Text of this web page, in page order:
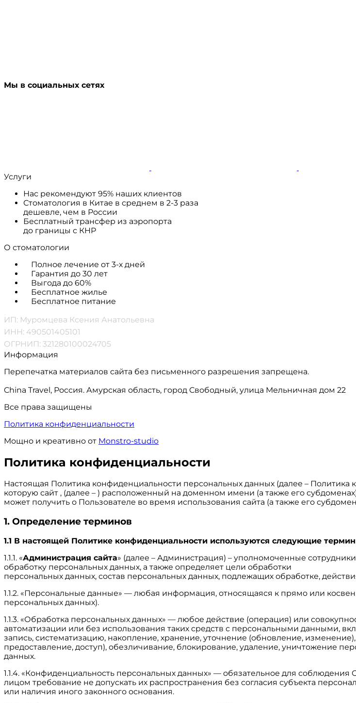
Мы в социальных сетях
Услуги
Нас рекомендуют 95% наших клиентов
Стоматология в Китае в среднем в 2-3 раза
дешевле, чем в России
Бесплатный трансфер из аэропорта
до границы с КНР
О стоматологии
Полное лечение от 3-х дней
Гарантия до 30 лет
Выгода до 60%
Бесплатное жилье
Бесплатное питание
ИП: Муромцева Ксения Анатольевна
ИНН: 490501405101
ОГРНИП: 321280100024705
Информация
Перепечатка материалов сайта без письменного разрешения запрещена.
China Travel, Россия. Амурская область, город Свободный, улица Мельничная дом 22
Все права защищены
Политика конфиденциальности
Мощно и креативно от Monstro-studio
Политика конфиденциальности
Настоящая Политика конфиденциальности персональных данных (далее –
которую сайт , (далее – ) расположенный на доменном имени (а также его
может получить о Пользователе во время использования сайта (а также его
1. Определение терминов
1.1 В настоящей Политике конфиденциальности используются следующие
1.1.1. «Администрация сайта» (далее – Администрация) – уполномоченные
обработку персональных данных, а также определяет цели обработки
персональных данных, состав персональных данных, подлежащих обработке,
1.1.2. «Персональные данные» — любая информация, относящаяся к прямо или
персональных данных).
1.1.3. «Обработка персональных данных» — любое действие (операция) или
автоматизации или без использования таких средств с персональными данными,
запись, систематизацию, накопление, хранение, уточнение (обновление,
предоставление, доступ), обезличивание, блокирование, удаление, уничтожение
данных.
1.1.4. «Конфиденциальность персональных данных» — обязательное для
лицом требование не допускать их распространения без согласия субъекта
или наличия иного законного основания.